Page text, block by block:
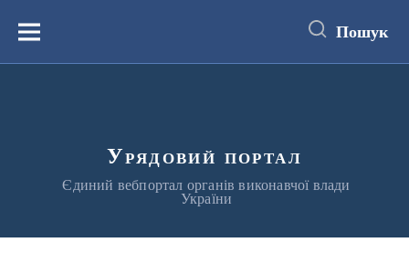
вмістуМеню Пошук
Урядовий портал
Єдиний вебпортал органів виконавчої влади
України